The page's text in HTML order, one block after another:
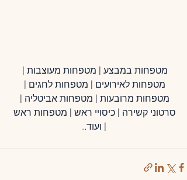
מטפחות במבצע | מטפחות מעוצבות |
מטפחות לאירועים | מטפחות לחגים |
מטפחות מרובעות | מטפחות אביטליה |
סרטוני קשירה | כיסויי ראש | מטפחות ראש
| ועוד...